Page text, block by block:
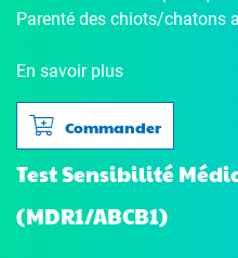
Parenté des chiots/chatons
En savoir plus
Commander
Test Sensibilité
(MDR1/ABCB1)